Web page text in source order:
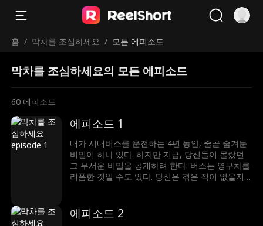
홈 / 막차를 조심하세요 / 모든 에피소드
막차를 조심하세요의 모든 에피소드
60 에피소드
에피소드 1
내가 시내버스를 운전하는 4년 동안, 줄곧 숨겨둔
비밀이 하나 있다. 하지만 지금, 당신들이 몰랐던
그 무서운 비밀을 공개하려 한다: 버스는 영구차를
리폼한 것일 수도 있다. 당신은 겪은 적이 없을지
에피소드 2